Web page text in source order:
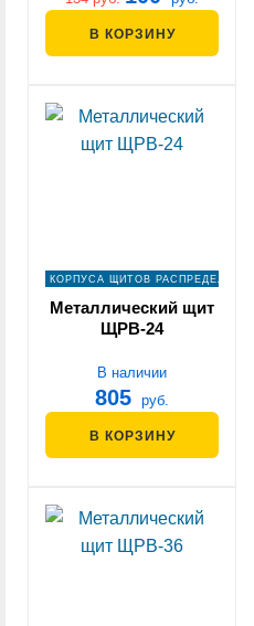
В КОРЗИНУ
КОРПУСА ЩИТОВ РАСПРЕДЕЛЕНИЯ
Металлический щит
ЩРВ-24
В наличии
805 руб.
В КОРЗИНУ